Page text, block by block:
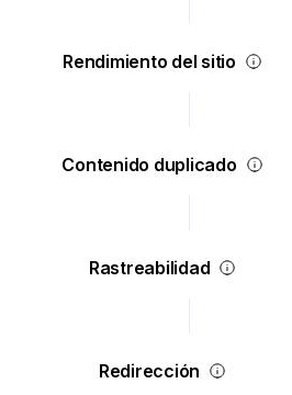
Rendimiento del sitio
Contenido duplicado
Rastreabilidad
Redirección